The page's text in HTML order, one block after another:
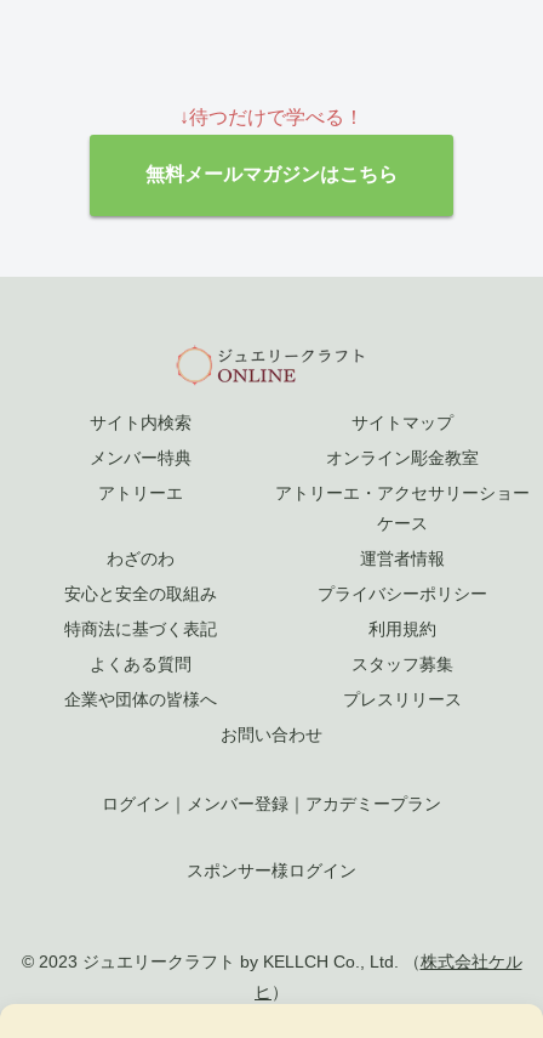
↓待つだけで学べる！
無料メールマガジンはこちら
サイト内検索
サイトマップ
メンバー特典
オンライン彫金教室
アトリーエ
アトリーエ・アクセサリーショー
ケース
わざのわ
運営者情報
安心と安全の取組み
プライバシーポリシー
特商法に基づく表記
利用規約
よくある質問
スタッフ募集
企業や団体の皆様へ
プレスリリース
お問い合わせ
ログイン ｜ メンバー登録 ｜ アカデミープラン
スポンサー様ログイン
© 2023 ジュエリークラフト by KELLCH Co., Ltd. （株式会社ケル
ヒ ）